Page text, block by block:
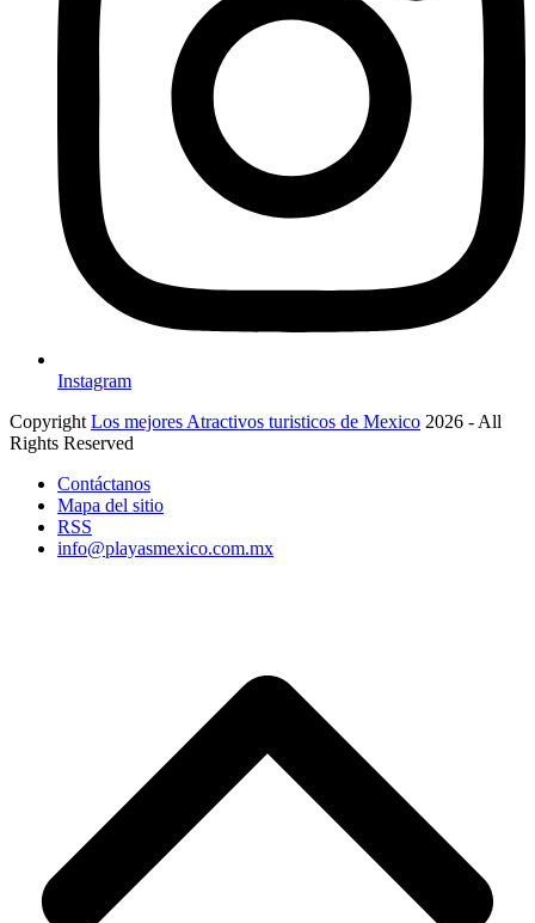
Instagram
Copyright Los mejores Atractivos turisticos de Mexico 2026 - All
Rights Reserved
Contáctanos
Mapa del sitio
RSS
info@playasmexico.com.mx